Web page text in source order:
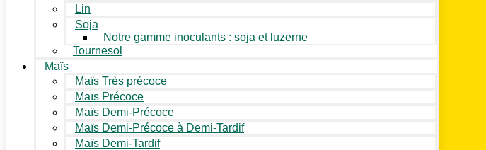
Lin
Soja
Notre gamme inoculants : soja et luzerne
Tournesol
Maïs
Maïs Très précoce
Maïs Précoce
Maïs Demi-Précoce
Maïs Demi-Précoce à Demi-Tardif
Maïs Demi-Tardif